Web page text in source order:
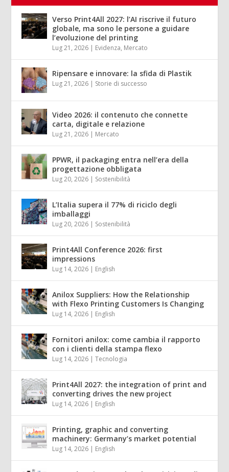
Verso Print4All 2027: l’AI riscrive il futuro
globale, ma sono le persone a guidare
l’evoluzione del printing
Lug 21, 2026 | Evidenza, Mercato
Ripensare e innovare: la sfida di Plastik
Lug 21, 2026 | Storie di successo
Video 2026: il contenuto che connette
carta, digitale e relazione
Lug 21, 2026 | Mercato
PPWR, il packaging entra nell’era della
progettazione obbligata
Lug 20, 2026 | Sostenibilità
L’Italia supera il 77% di riciclo degli
imballaggi
Lug 20, 2026 | Sostenibilità
Print4All Conference 2026: first
impressions
Lug 14, 2026 | English
Anilox Suppliers: How the Relationship
with Flexo Printing Customers Is Changing
Lug 14, 2026 | English
Fornitori anilox: come cambia il rapporto
con i clienti della stampa flexo
Lug 14, 2026 |Tecnologia
Print4All 2027: the integration of print and
converting drives the new project
Lug 14, 2026 | English
Printing, graphic and converting
machinery: Germany’s market potential
Lug 14, 2026 | English